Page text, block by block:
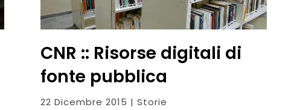
CNR :: Risorse digitali di
fonte pubblica
22 Dicembre 2015 | Storie